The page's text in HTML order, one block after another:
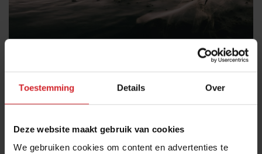
Toestemming Details Over
Deze website maakt gebruik van cookies
We gebruiken cookies om content en advertenties te